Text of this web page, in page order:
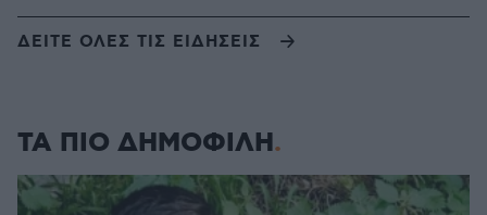
ΔΕΙΤΕ ΟΛΕΣ ΤΙΣ ΕΙΔΗΣΕΙΣ
ΤΑ ΠΙΟ ΔΗΜΟΦΙΛΗ